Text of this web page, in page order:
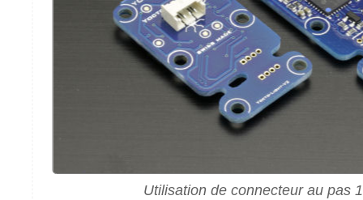
Utilisation de connecteur au pas